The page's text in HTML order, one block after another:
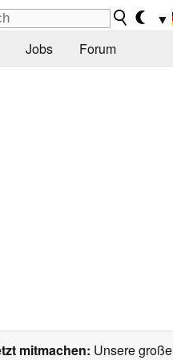
▼
Jobs Forum
mitmachen: Unsere große